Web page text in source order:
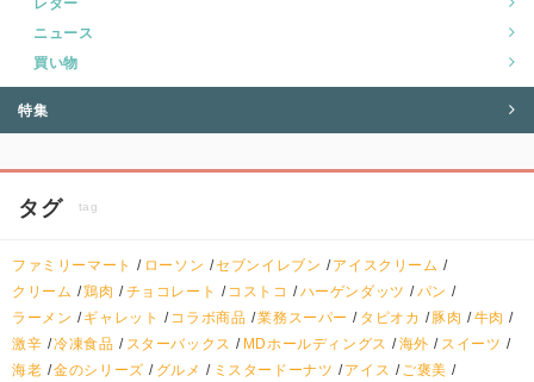
ニュース
買い物
特集
タグ tag
ファミリーマート ローソン セブンイレブン
アイスクリーム
クリーム
鶏肉 チョコレート コストコ ハーゲンダッツ
パン
ラーメン
ギャレット コラボ商品 業務スーパー タピオカ 豚肉
牛肉
激辛 冷凍食品 スターバックス MDホールディングス 海外
スイーツ
海老 金のシリーズ グルメ ミスタードーナツ アイス
ご褒美